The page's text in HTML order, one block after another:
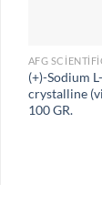
AFG
(+)-Sodium
crystalline
100 GR.